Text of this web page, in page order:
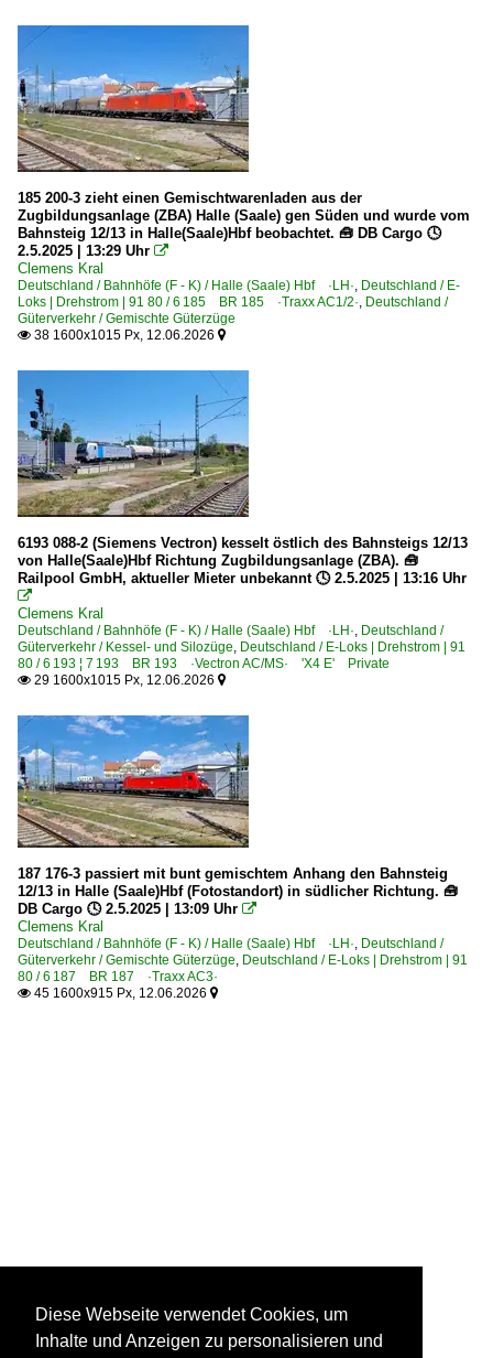
185 200-3 zieht einen Gemischtwarenladen aus der
Zugbildungsanlage (ZBA) Halle (Saale) gen Süden und wurde vom
Bahnsteig 12/13 in Halle(Saale)Hbf beobachtet. 🧰 DB Cargo 🕓
2.5.2025 | 13:29 Uhr 
Clemens Kral
Deutschland / Bahnhöfe (F - K) / Halle (Saale) Hbf ·LH·, Deutschland / E-
Loks | Drehstrom | 91 80 / 6 185 BR 185 ·Traxx AC1/2·, Deutschland /
Güterverkehr / Gemischte Güterzüge
 38 1600x1015 Px, 12.06.2026 
6193 088-2 (Siemens Vectron) kesselt östlich des Bahnsteigs 12/13
von Halle(Saale)Hbf Richtung Zugbildungsanlage (ZBA). 🧰
Railpool GmbH, aktueller Mieter unbekannt 🕓 2.5.2025 | 13:16 Uhr

Clemens Kral
Deutschland / Bahnhöfe (F - K) / Halle (Saale) Hbf ·LH·, Deutschland /
Güterverkehr / Kessel- und Silozüge, Deutschland / E-Loks | Drehstrom | 91
80 / 6 193 ¦ 7 193 BR 193 ·Vectron AC/MS· 'X4 E' Private
 29 1600x1015 Px, 12.06.2026 
187 176-3 passiert mit bunt gemischtem Anhang den Bahnsteig
12/13 in Halle (Saale)Hbf (Fotostandort) in südlicher Richtung. 🧰
DB Cargo 🕓 2.5.2025 | 13:09 Uhr 
Clemens Kral
Deutschland / Bahnhöfe (F - K) / Halle (Saale) Hbf ·LH·, Deutschland /
Güterverkehr / Gemischte Güterzüge, Deutschland / E-Loks | Drehstrom | 91
80 / 6 187 BR 187 ·Traxx AC3·
 45 1600x915 Px, 12.06.2026 
Diese Webseite verwendet Cookies, um
Inhalte und Anzeigen zu personalisieren und